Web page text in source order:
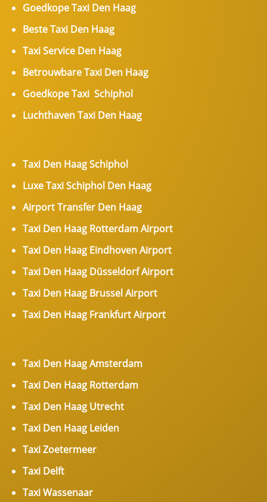
Goedkope Taxi Den Haag
Beste Taxi Den Haag
Taxi Service Den Haag
Betrouwbare Taxi Den Haag
Goedkope Taxi Schiphol
Luchthaven Taxi Den Haag
Taxi Den Haag Schiphol
Luxe Taxi Schiphol Den Haag
Airport Transfer Den Haag
Taxi Den Haag Rotterdam Airport
Taxi Den Haag Eindhoven Airport
Taxi Den Haag Düsseldorf Airport
Taxi Den Haag Brussel Airport
Taxi Den Haag Frankfurt Airport
Taxi Den Haag Amsterdam
Taxi Den Haag Rotterdam
Taxi Den Haag Utrecht
Taxi Den Haag Leiden
Taxi Zoetermeer
Taxi Delft
Taxi Wassenaar